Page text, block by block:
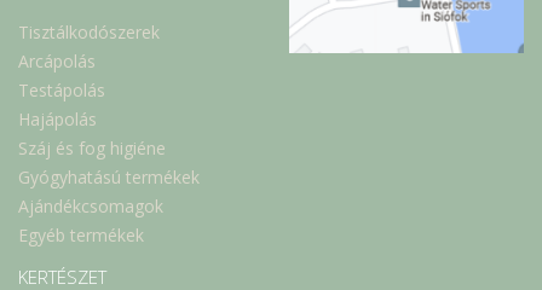
Tisztálkodószerek
Arcápolás
Testápolás
Hajápolás
Száj és fog higiéne
Gyógyhatású termékek
Ajándékcsomagok
Egyéb termékek
KERTÉSZET